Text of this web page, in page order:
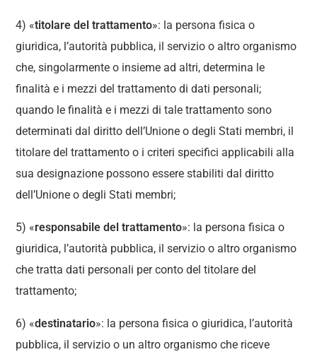
4) «titolare del trattamento»: la persona fisica o
giuridica, l’autorità pubblica, il servizio o altro organismo
che, singolarmente o insieme ad altri, determina le
finalità e i mezzi del trattamento di dati personali;
quando le finalità e i mezzi di tale trattamento sono
determinati dal diritto dell’Unione o degli Stati membri, il
titolare del trattamento o i criteri specifici applicabili alla
sua designazione possono essere stabiliti dal diritto
dell’Unione o degli Stati membri;
5) «responsabile del trattamento»: la persona fisica o
giuridica, l’autorità pubblica, il servizio o altro organismo
che tratta dati personali per conto del titolare del
trattamento;
6) «destinatario»: la persona fisica o giuridica, l’autorità
pubblica, il servizio o un altro organismo che riceve